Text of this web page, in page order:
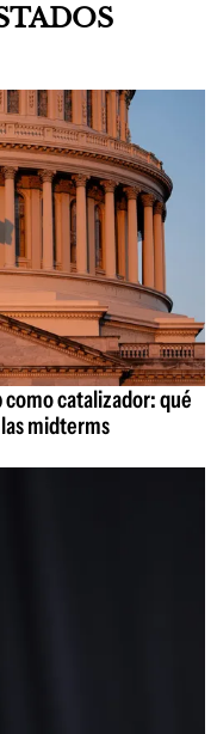
como catalizador: qué
las midterms